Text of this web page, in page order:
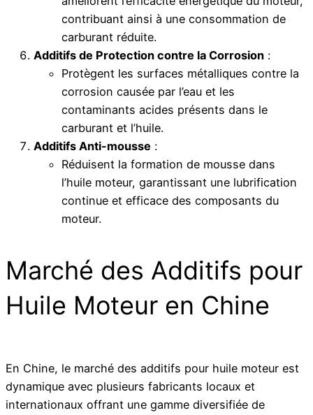
contribuant ainsi à une consommation de
carburant réduite.
Additifs de Protection contre la Corrosion :
Protègent les surfaces métalliques contre la
corrosion causée par l’eau et les
contaminants acides présents dans le
carburant et l’huile.
Additifs Anti-mousse :
Réduisent la formation de mousse dans
l’huile moteur, garantissant une lubrification
continue et efficace des composants du
moteur.
Marché des Additifs pour
Huile Moteur en Chine
En Chine, le marché des additifs pour huile moteur est
dynamique avec plusieurs fabricants locaux et
internationaux offrant une gamme diversifiée de